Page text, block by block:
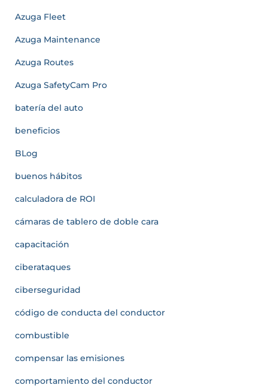
Azuga Fleet
Azuga Maintenance
Azuga Routes
Azuga SafetyCam Pro
batería del auto
beneficios
BLog
buenos hábitos
calculadora de ROI
cámaras de tablero de doble cara
capacitación
ciberataques
ciberseguridad
código de conducta del conductor
combustible
compensar las emisiones
comportamiento del conductor